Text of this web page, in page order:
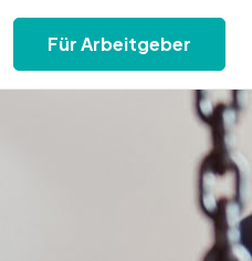
Für Arbeitgeber